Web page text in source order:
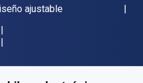
ajustable